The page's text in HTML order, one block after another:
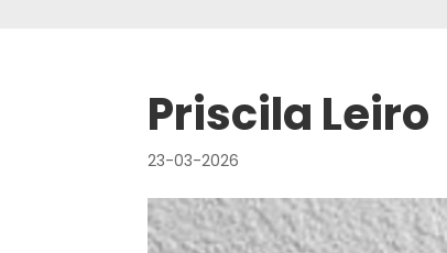
Priscila Leiro
23-03-2026